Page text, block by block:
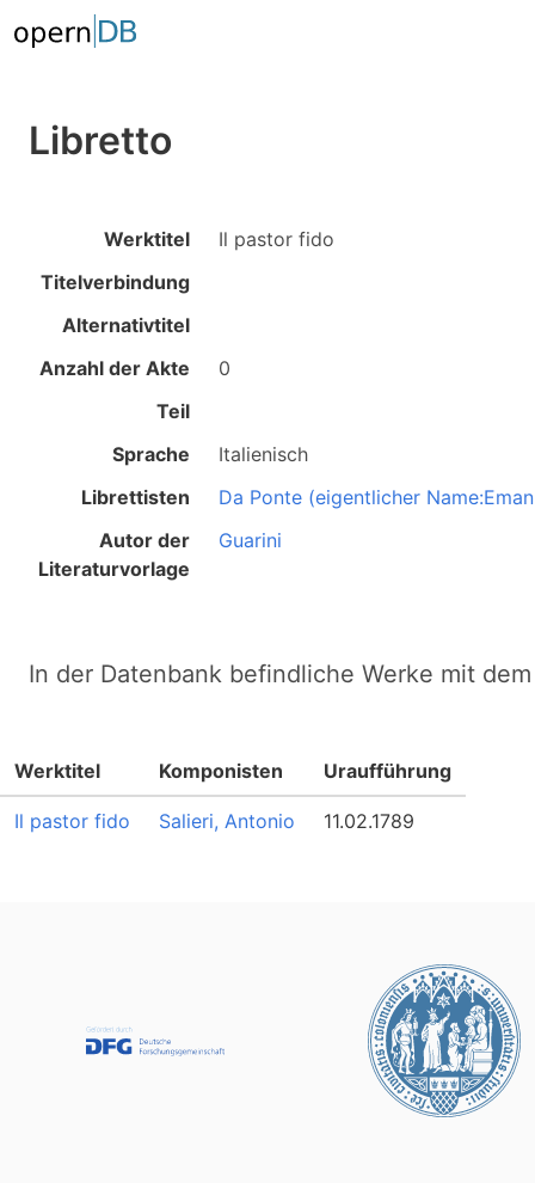
Libretto
Werktitel
Il pastor fido
Titelverbindung
Alternativtitel
Anzahl der Akte
0
Teil
Sprache
Italienisch
Librettisten
Da Ponte (eigentlicher
Autor der
Literaturvorlage
Guarini
In der Datenbank befindliche Werke mit
Werktitel Komponisten Uraufführung
Il pastor fido Salieri, Antonio 11.02.1789